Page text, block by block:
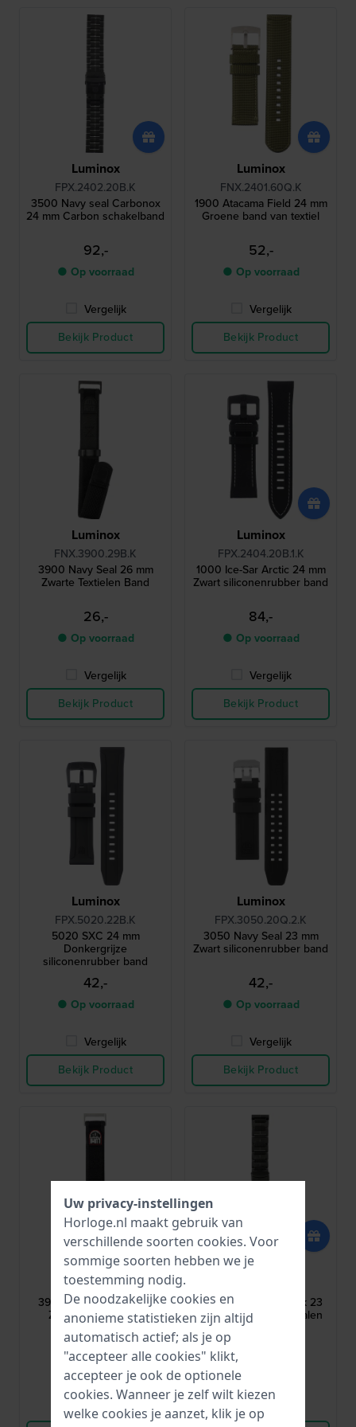
Luminox
FPX.2402.20B.K
3500 Navy seal Carbonox
24 mm Carbon schakelband
92,-
● Op voorraad
Vergelijk
Bekijk Product
Luminox
FNX.2401.60Q.K
1900 Atacama Field 24 mm
Groene band van textiel
52,-
● Op voorraad
Vergelijk
Bekijk Product
Luminox
FNX.3900.29B.K
3900 Navy Seal 26 mm
Zwarte Textielen Band
26,-
● Op voorraad
Vergelijk
Bekijk Product
Luminox
FPX.2404.20B.1.K
1000 Ice-Sar Arctic 24 mm
Zwart siliconenrubber band
84,-
● Op voorraad
Vergelijk
Bekijk Product
Luminox
FPX.5020.22B.K
5020 SXC 24 mm
Donkergrijze
siliconenrubber band
42,-
● Op voorraad
Vergelijk
Bekijk Product
Luminox
FPX.3050.20Q.2.K
3050 Navy Seal 23 mm
Zwart siliconenrubber band
42,-
● Op voorraad
Vergelijk
Bekijk Product
Luminox
FNX.3900.29Q.K
3900 Navy Seal 26 mm
Zwarte Nylon Band
35,-
● Op voorraad
Vergelijk
Luminox
3400 F-117 Nighthawk 23
mm Zwart gecoate Stalen
schakelband
● Op voorraad
Vergelijk
Uw privacy-instellingen
Horloge.nl maakt gebruik van
verschillende soorten cookies. Voor
sommige soorten hebben we je
toestemming nodig.
De noodzakelijke cookies en
anonieme statistieken zijn altijd
automatisch actief; als je op
"accepteer alle cookies" klikt,
accepteer je ook de optionele
cookies. Wanneer je zelf wilt kiezen
welke cookies je aanzet, klik je op